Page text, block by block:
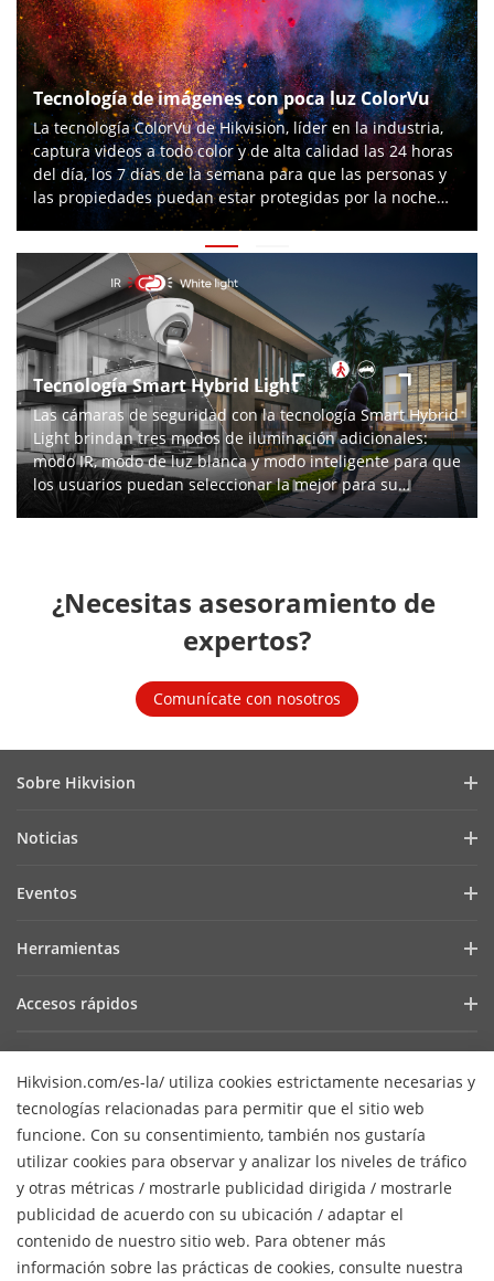
Tecnología de imágenes con poca luz ColorVu
La tecnología ColorVu de Hikvision, líder en la industria,
captura videos a todo color y de alta calidad las 24 horas
del día, los 7 días de la semana para que las personas y
las propiedades puedan estar protegidas por la noche
con la misma nitidez que a la luz del día.
Tecnología Smart Hybrid Light
Las cámaras de seguridad con la tecnología Smart Hybrid
Light brindan tres modos de iluminación adicionales:
modo IR, modo de luz blanca y modo inteligente para que
los usuarios puedan seleccionar la mejor para su
aplicación.
¿Necesitas asesoramiento de
expertos?
Comunícate con nosotros
Hikvision.com/es-la/ utiliza cookies estrictamente necesarias y
tecnologías relacionadas para permitir que el sitio web
funcione. Con su consentimiento, también nos gustaría
utilizar cookies para observar y analizar los niveles de tráfico
y otras métricas / mostrarle publicidad dirigida / mostrarle
publicidad de acuerdo con su ubicación / adaptar el
contenido de nuestro sitio web. Para obtener más
información sobre las prácticas de cookies, consulte nuestra
Sobre Hikvision
Ciberseguridad
Enfoque en la Calidad
Contáctanos
Preguntas Frecuentes
Noticias
Casos de Éxito
Eventos
Encuentra un Partner Tecnológico
Portal de Partners Tecnológicos
Hikvision Embedded Open Platform (HEOP)
Centro de Contenido
Herramientas
SDKs de Integración
SDK de integración
Mapa de recursos
Accesos rápidos
Dónde Comprar
Productos Descontinuados
Hikvision eLearning
Lista de Eventos
Mapa del Sitio
Contáctanos
Suscripción al newsletter
© 2026 Hangzhou Hikvision Digital Technology Co., Ltd. Todos